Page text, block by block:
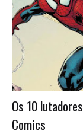
Os 10
Comics